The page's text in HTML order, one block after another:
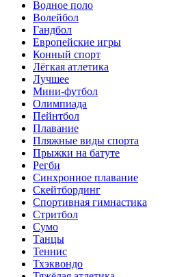
Водное поло
Волейбол
Гандбол
Европейские игры
Конный спорт
Лёгкая атлетика
Лучшее
Мини-футбол
Олимпиада
Пейнтбол
Плавание
Пляжные виды спорта
Прыжки на батуте
Регби
Синхронное плавание
Скейтбординг
Спортивная гимнастика
Стритбол
Сумо
Танцы
Теннис
Тхэквондо